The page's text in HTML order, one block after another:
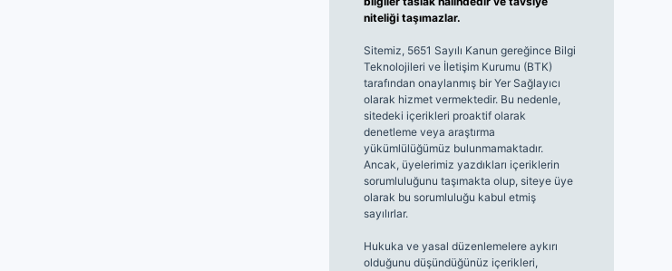
niteliği taşımazlar.
Sitemiz, 5651 Sayılı Kanun gereğince Bilgi
Teknolojileri ve İletişim Kurumu (BTK)
tarafından onaylanmış bir Yer Sağlayıcı
olarak hizmet vermektedir. Bu nedenle,
sitedeki içerikleri proaktif olarak
denetleme veya araştırma
yükümlülüğümüz bulunmamaktadır.
Ancak, üyelerimiz yazdıkları içeriklerin
sorumluluğunu taşımakta olup, siteye üye
olarak bu sorumluluğu kabul etmiş
sayılırlar.
Hukuka ve yasal düzenlemelere aykırı
olduğunu düşündüğünüz içerikleri,